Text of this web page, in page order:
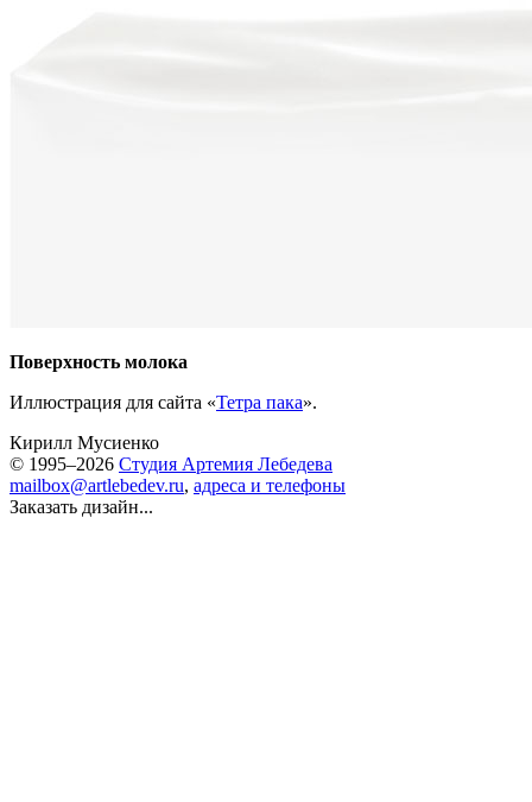
Поверхность молока
Иллюстрация для сайта «Тетра пака».
Кирилл Мусиенко
© 1995–2026 Студия Артемия Лебедева
mailbox@artlebedev.ru, адреса и телефоны
Заказать дизайн...